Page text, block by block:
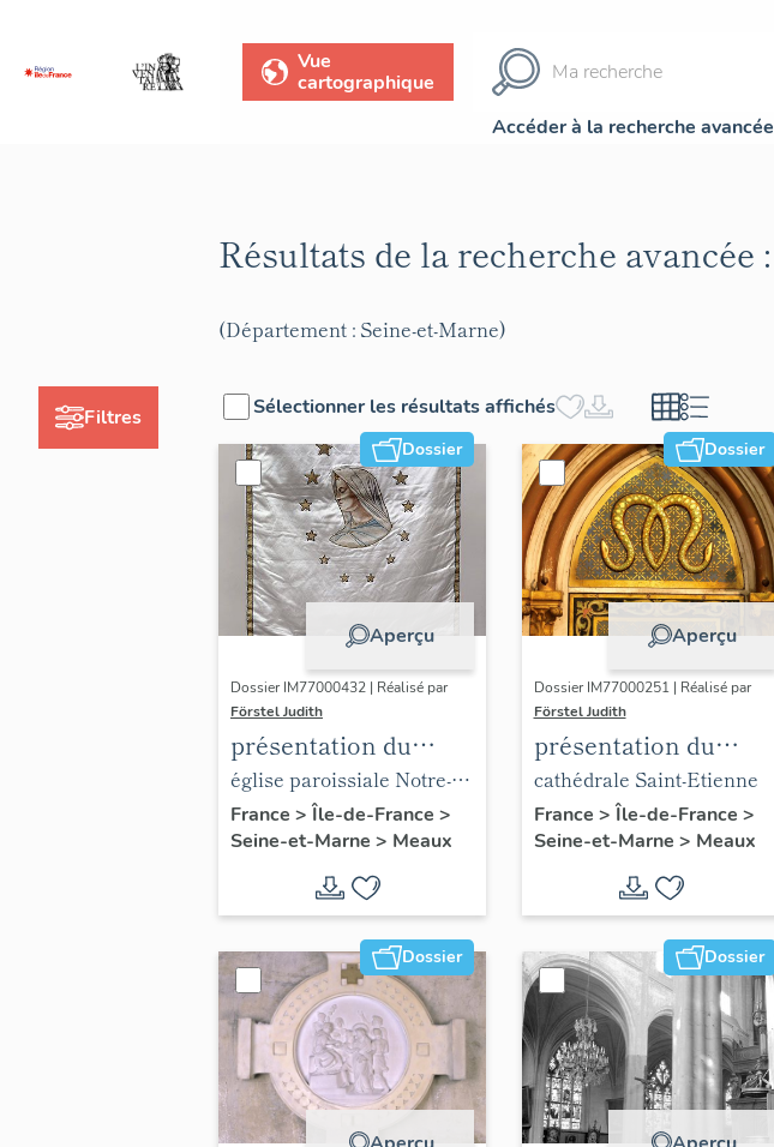
Vue
cartographique
Accéder à la recherche avancée
Filtres
Résultats de la recherche avancée :
(Département : Seine-et-Marne)
Sélectionner les résultats affichés
Dossier
Aperçu
Dossier IM77000432 | Réalisé par
Förstel Judith
présentation du
mobilier de l'église
paroissiale Notre-
Dame du Marché
église paroissiale Notre-
Dame du Marché
France > Île-de-France >
Seine-et-Marne > Meaux
Dossier
Aperçu
Dossier IM77000251 | Réalisé par
Förstel Judith
présentation du
mobilier de la
cathédrale de Meaux
cathédrale Saint-Etienne
France > Île-de-France >
Seine-et-Marne > Meaux
Dossier Dossier